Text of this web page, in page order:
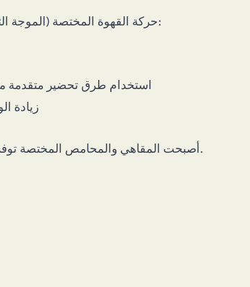
حركة القهوة المختصة (الموجة الثالثة) غيّرت ثقافة القهوة العالمية:
استخدام طرق تحضير متقدمة
زيادة
أصبحت المقاهي والمحامص المختصة توفر تجارب تذوق مميزة حول العالم.